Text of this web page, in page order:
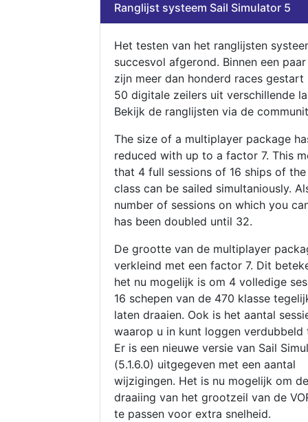
Ranglijst systeem Sail Simulator 5
Het testen van het ranglijsten
succesvol afgerond. Binnen een
zijn meer dan honderd races gestart
50 digitale zeilers uit verschillende
Bekijk de ranglijsten via de
The size of a multiplayer package
reduced with up to a factor 7. This
that 4 full sessions of 16 ships of
class can be sailed simultaniously.
number of sessions on which you
has been doubled until 32.
De grootte van de multiplayer
verkleind met een factor 7. Dit
het nu mogelijk is om 4 volledige
16 schepen van de 470 klasse
laten draaien. Ook is het aantal
waarop u in kunt loggen verdubbeld
Er is een nieuwe versie van Sail
(5.1.6.0) uitgegeven met een aantal
wijzigingen. Het is nu mogelijk om de
draaiing van het grootzeil van de
te passen voor extra snelheid.